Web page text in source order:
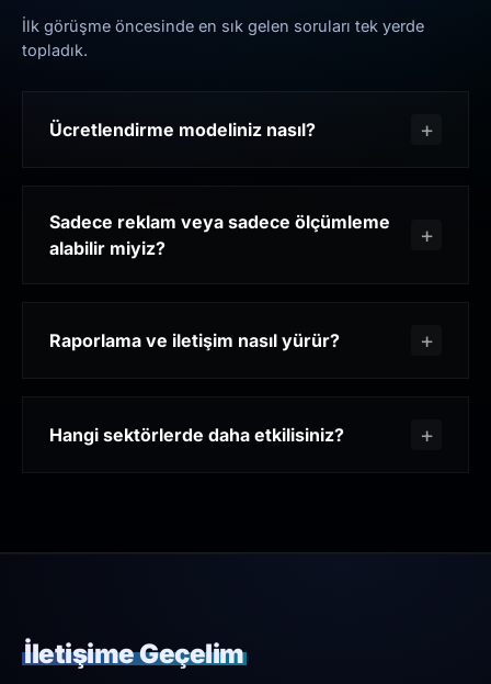
İlk görüşme öncesinde en sık gelen soruları tek yerde
topladık.
Ücretlendirme modeliniz nasıl?
Sadece reklam veya sadece ölçümleme
alabilir miyiz?
Raporlama ve iletişim nasıl yürür?
Hangi sektörlerde daha etkilisiniz?
İletişime Geçelim